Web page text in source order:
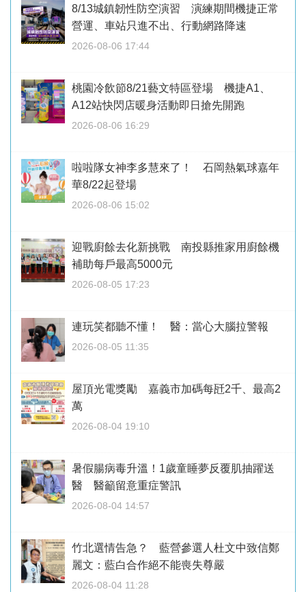
8/13城鎮韌性防空演習 演練期間機捷正常
營運、車站只進不出、行動網路降速
2026-08-06 17:44
桃園冷飲節8/21藝文特區登場 機捷A1、
A12站快閃店暖身活動即日搶先開跑
2026-08-06 16:29
啦啦隊女神李多慧來了！ 石岡熱氣球嘉年
華8/22起登場
2026-08-06 15:02
迎戰廚餘去化新挑戰 南投縣推家用廚餘機
補助每戶最高5000元
2026-08-05 17:23
連玩笑都聽不懂！ 醫：當心大腦拉警報
2026-08-05 11:35
屋頂光電獎勵 嘉義市加碼每瓩2千、最高2
萬
2026-08-04 19:10
暑假腸病毒升溫！1歲童睡夢反覆肌抽躍送
醫 醫籲留意重症警訊
2026-08-04 14:57
竹北選情告急？ 藍營參選人杜文中致信鄭
麗文：藍白合作絕不能喪失尊嚴
2026-08-04 11:28